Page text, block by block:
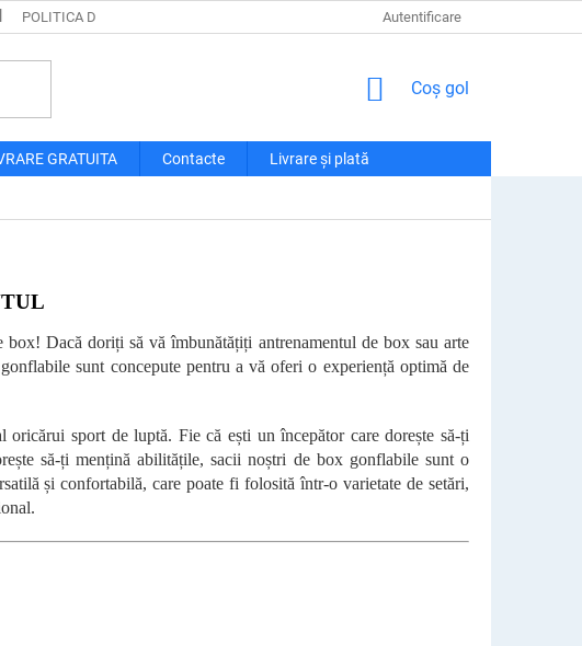
POLITICA DE CONFIDENȚIALITATE LIVRARE ȘI PLATĂ RECLAMAȚII ȘI
Autentificare
COŞ
CUMPĂRĂTURI
Coş gol
GRATUITA Contacte Livrare și plată
Dacă doriți să vă îmbunătățiți antrenamentul de box sau arte
sunt concepute pentru a vă oferi o experiență optimă de
sport de luptă. Fie că ești un începător care dorește să-ți
să-ți mențină abilitățile, sacii noștri de box gonflabile sunt o
și confortabilă, care poate fi folosită într-o varietate de setări,